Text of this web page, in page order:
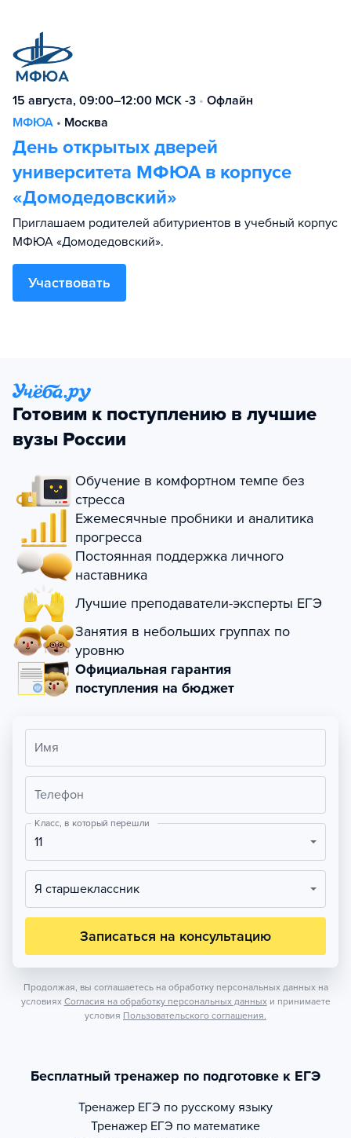
15 августа, 09:00–12:00 МСК -3 • Офлайн
МФЮА • Москва
День открытых дверей
университета МФЮА в корпусе
«Домодедовский»
Приглашаем родителей абитуриентов в учебный корпус
МФЮА «Домодедовский».
Участвовать
Готовим к поступлению в лучшие
вузы России
Обучение в комфортном темпе без
стресса
Ежемесячные пробники и аналитика
прогресса
Постоянная поддержка личного
наставника
Лучшие преподаватели-эксперты ЕГЭ
Занятия в небольших группах по
уровню
Официальная гарантия
поступления на бюджет
Имя
Телефон
Класс, в который перешли
11
Я старшеклассник
Записаться на консультацию
Продолжая, вы соглашаетесь на обработку персональных данных на
условиях Согласия на обработку персональных данных и принимаете
условия Пользовательского соглашения.
Бесплатный тренажер по подготовке к ЕГЭ
Тренажер ЕГЭ по русскому языку
Тренажер ЕГЭ по математике